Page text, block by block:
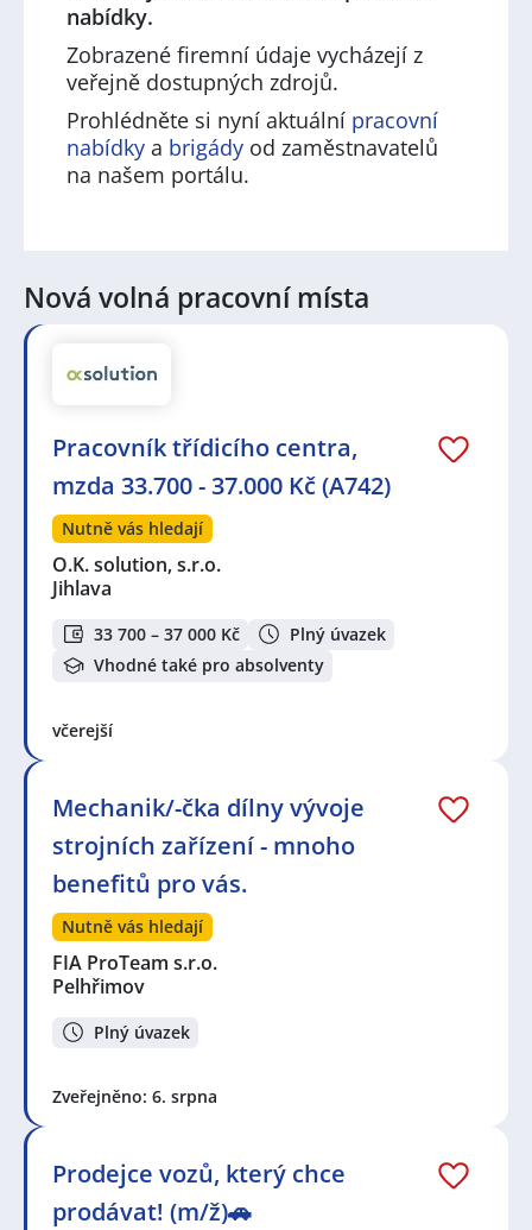
nabídky.
Zobrazené firemní údaje vycházejí z
veřejně dostupných zdrojů.
Prohlédněte si nyní aktuální pracovní
nabídky a brigády od zaměstnavatelů
na našem portálu.
Nová volná pracovní místa
Pracovník třídicího centra,
mzda 33.700 - 37.000 Kč (A742)
Nutně vás hledají
O.K. solution, s.r.o.
Jihlava
33 700 – 37 000 Kč
Plný úvazek
Vhodné také pro absolventy
včerejší
Mechanik/-čka dílny vývoje
strojních zařízení - mnoho
benefitů pro vás.
Nutně vás hledají
FIA ProTeam s.r.o.
Pelhřimov
Plný úvazek
Zveřejněno: 6. srpna
Prodejce vozů, který chce
prodávat! (m/ž)🚗